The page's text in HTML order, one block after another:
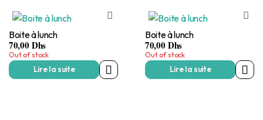
Boite à lunch
70,00Dhs
Out of stock
Lire la suite
Boite à lunch
70,00Dhs
Out of stock
Lire la suite